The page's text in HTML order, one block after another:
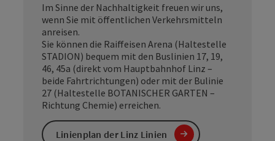
Im Sinne der Nachhaltigkeit freuen wir uns,
wenn Sie mit öffentlichen Verkehrsmitteln
anreisen.
Sie können die Raiffeisen Arena (Haltestelle
STADION) bequem mit den Buslinien 17, 19,
46, 45a (direkt vom Hauptbahnhof Linz –
beide Fahrtrichtungen) oder mit der Bulinie
27 (Haltestelle BOTANISCHER GARTEN –
Richtung Chemie) erreichen.
Linienplan der Linz Linien